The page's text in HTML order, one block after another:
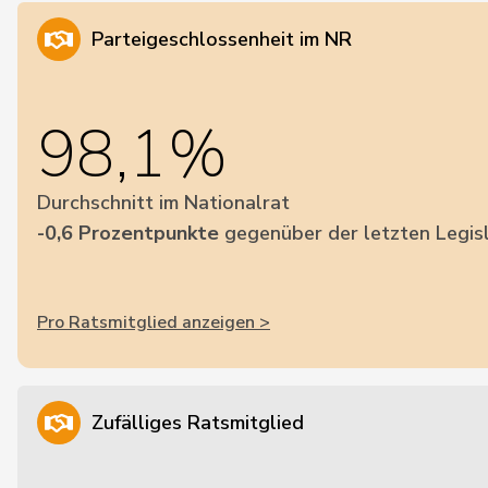
Parteigeschlossenheit im NR
98,1%
Durchschnitt im Nationalrat
-0,6 Prozentpunkte gegenüber der letzten
Pro Ratsmitglied anzeigen >
Zufälliges Ratsmitglied